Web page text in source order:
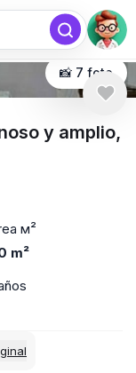
📸 7 foto
y amplio,
м²
m²